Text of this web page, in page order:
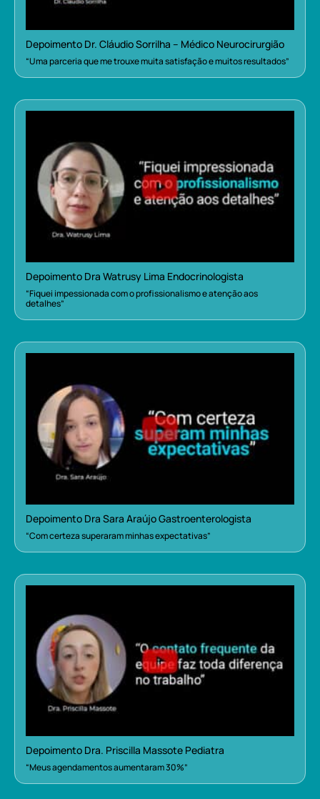
Depoimento Dr. Cláudio Sorrilha – Médico Neurocirurgião
“Uma parceria que me trouxe muita satisfação e muitos resultados”
Depoimento Dra Watrusy Lima Endocrinologista
“Fiquei impessionada com o profissionalismo e atenção aos
detalhes”
Depoimento Dra Sara Araújo Gastroenterologista
“Com certeza superaram minhas expectativas”
Depoimento Dra. Priscilla Massote Pediatra
“Meus agendamentos aumentaram 30%”